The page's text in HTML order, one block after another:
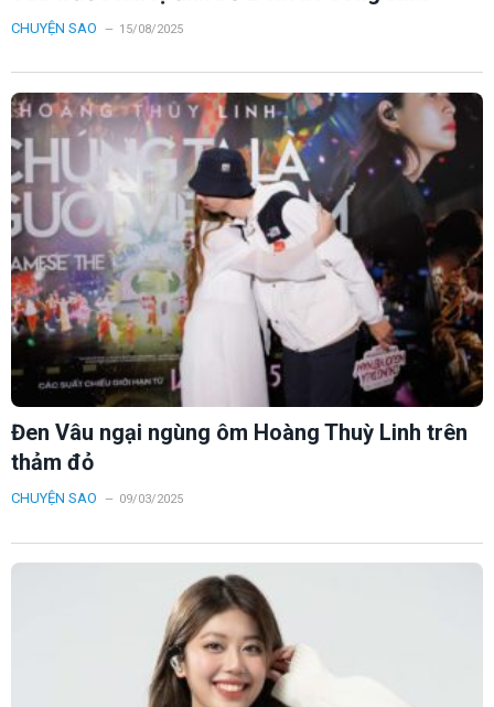
CHUYỆN SAO 15/08/2025
Đen Vâu ngại ngùng ôm Hoàng Thuỳ Linh trên
thảm đỏ
CHUYỆN SAO 09/03/2025